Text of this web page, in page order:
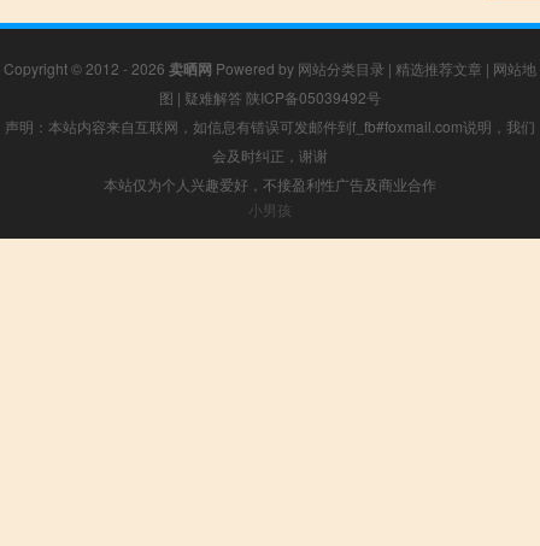
Copyright © 2012 - 2026 卖晒网 Powered by 网站分类目录 | 精选推荐文章 | 网站地
图 | 疑难解答 陕ICP备05039492号
声明：本站内容来自互联网，如信息有错误可发邮件到f_fb#foxmail.com说明，我们
会及时纠正，谢谢
本站仅为个人兴趣爱好，不接盈利性广告及商业合作
小男孩